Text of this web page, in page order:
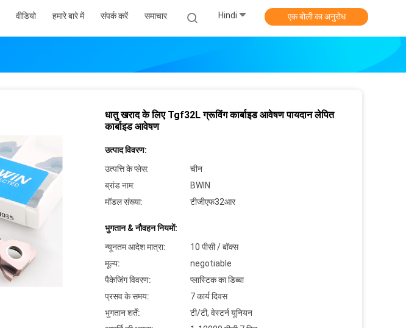
वीडियो हमारे बारे में संपर्क करें समाचार Hindi एक बोली का अनुरोध
धातु खराद के लिए Tgf32L ग्रूविंग कार्बाइड आवेषण पायदान लेपित
कार्बाइड आवेषण
उत्पाद विवरण:
उत्पत्ति के प्लेस:
चीन
ब्रांड नाम:
BWIN
मॉडल संख्या:
टीजीएफ32आर
भुगतान & नौवहन नियमों:
न्यूनतम आदेश मात्रा:
10 पीसी / बॉक्स
मूल्य:
negotiable
पैकेजिंग विवरण:
प्लास्टिक का डिब्बा
प्रसव के समय:
7 कार्य दिवस
भुगतान शर्तें:
टी/टी, वेस्टर्न यूनियन